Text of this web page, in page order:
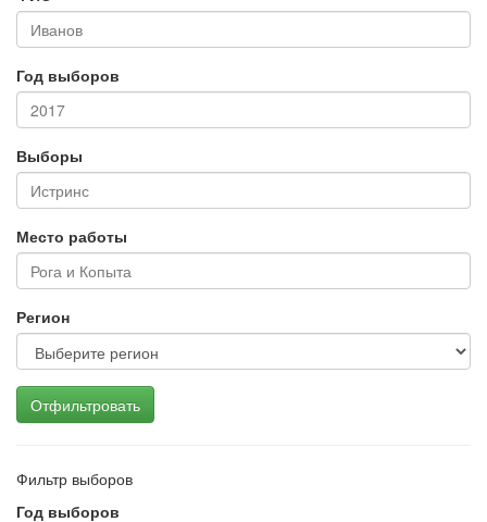
Год выборов
Выборы
Место работы
Регион
Отфильтровать
Фильтр выборов
Год выборов